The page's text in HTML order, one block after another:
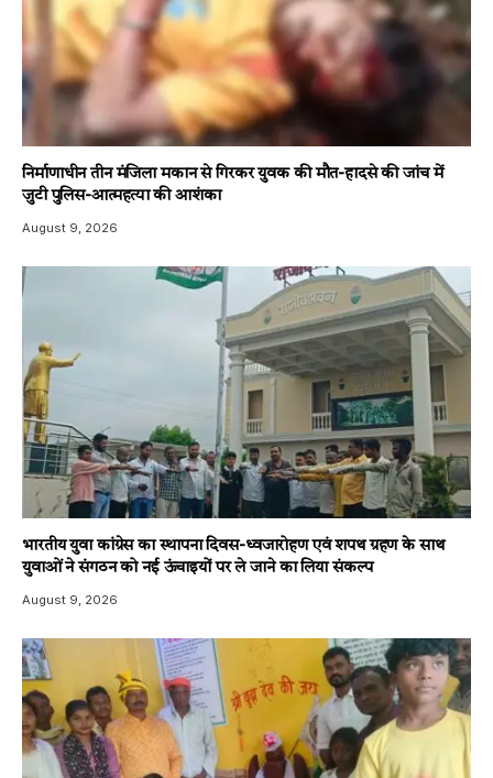
निर्माणाधीन तीन मंजिला मकान से गिरकर युवक की मौत-हादसे की जांच में
जुटी पुलिस-आत्महत्या की आशंका
August 9, 2026
भारतीय युवा कांग्रेस का स्थापना दिवस-ध्वजारोहण एवं शपथ ग्रहण के साथ
युवाओं ने संगठन को नई ऊंचाइयों पर ले जाने का लिया संकल्प
August 9, 2026